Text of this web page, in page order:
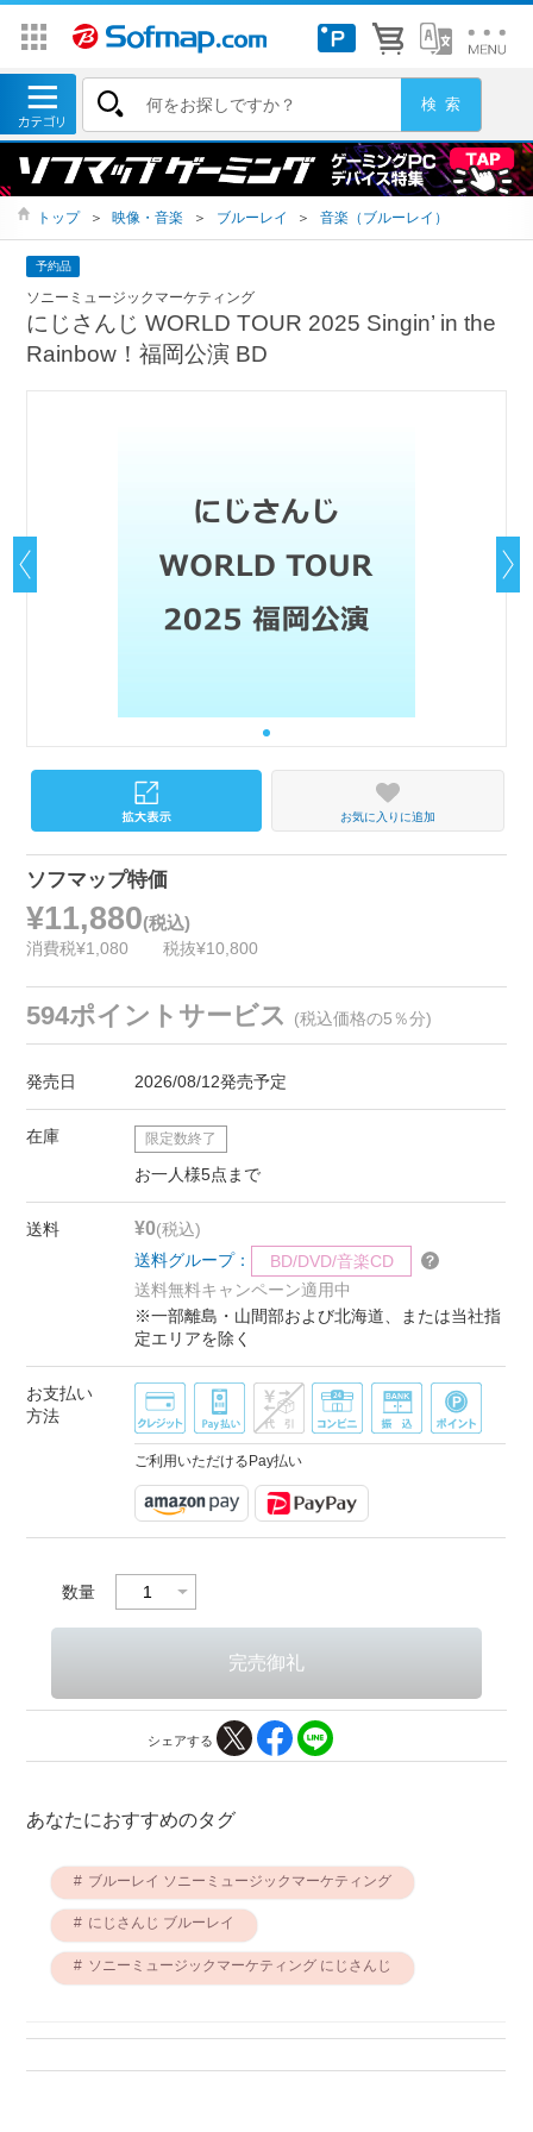
トップ ＞ 映像・音楽 ＞ ブルーレイ ＞ 音楽（ブルーレイ）
予約品
ソニーミュージックマーケティング
にじさんじ WORLD TOUR 2025 Singin’ in the
Rainbow！福岡公演 BD
お気に入りに追加
ソフマップ特価
¥11,880(税込)
消費税¥1,080 税抜¥10,800
594ポイントサービス (税込価格の5％分)
発売日 2026/08/12発売予定
在庫 限定数終了
お一人様5点まで
送料 ¥0(税込)
送料グループ：
BD/DVD/音楽CD
送料無料キャンペーン適用中
※一部離島・山間部および北海道、または当社指
定エリアを除く
お支払い
方法
ご利用いただけるPay払い
数量
シェアする
あなたにおすすめのタグ
ブルーレイ ソニーミュージックマーケティング
にじさんじ ブルーレイ
ソニーミュージックマーケティング にじさんじ